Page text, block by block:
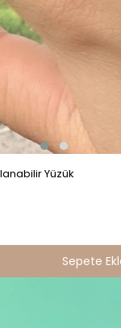
Yüzük
Sepete